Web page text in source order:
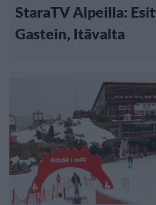
StaraTV Alpeilla:
Gastein, Itävalta